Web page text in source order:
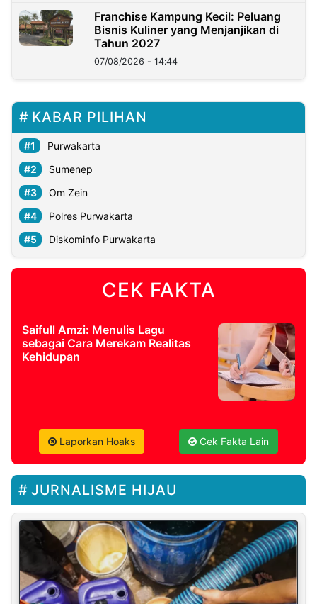
Franchise Kampung Kecil: Peluang
Bisnis Kuliner yang Menjanjikan di
Tahun 2027
07/08/2026 - 14:44
KABAR PILIHAN
Purwakarta
Sumenep
Om Zein
Polres Purwakarta
Diskominfo Purwakarta
CEK FAKTA
Saifull Amzi: Menulis Lagu
sebagai Cara Merekam Realitas
Kehidupan
Laporkan Hoaks Cek Fakta Lain
JURNALISME HIJAU